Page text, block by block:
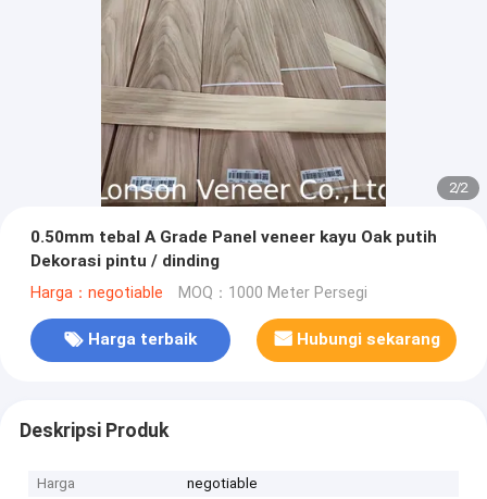
2/2
0.50mm tebal A Grade Panel veneer kayu Oak putih
Dekorasi pintu / dinding
Harga：negotiable MOQ：1000 Meter Persegi
Harga terbaik Hubungi sekarang
Deskripsi Produk
Harga
negotiable